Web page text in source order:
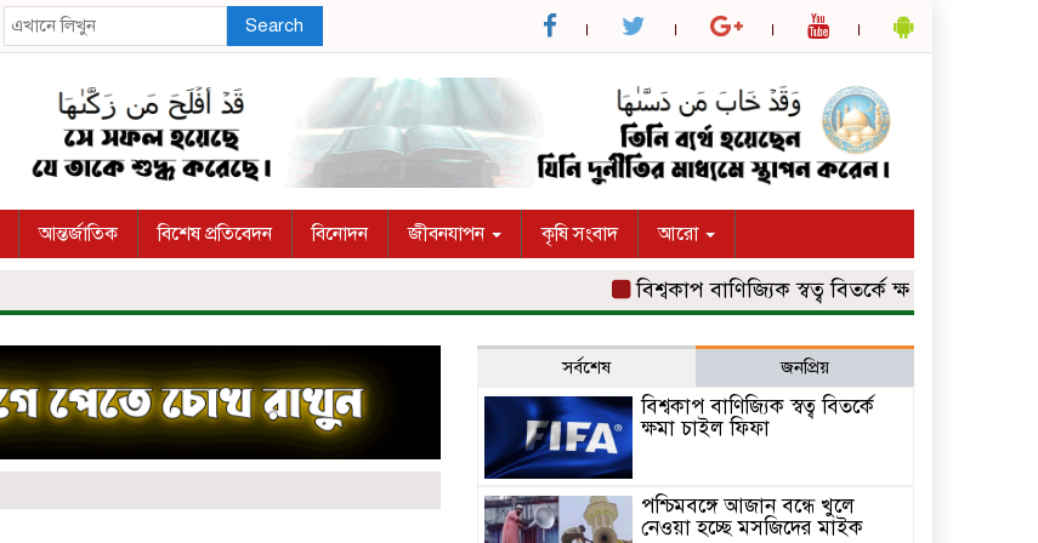
Search
আন্তর্জাতিক বিশেষ প্রতিবেদন বিনোদন জীবনযাপন কৃষি সংবাদ আরো
বিশ্বকাপ বাণিজ্যিক স্বত্ব বিতর্কে ক্ষমা চাইল ফিফা
সর্বশেষ জনপ্রিয়
বিশ্বকাপ বাণিজ্যিক স্বত্ব বিতর্কে
ক্ষমা চাইল ফিফা
পশ্চিমবঙ্গে আজান বন্ধে খুলে
নেওয়া হচ্ছে মসজিদের মাইক